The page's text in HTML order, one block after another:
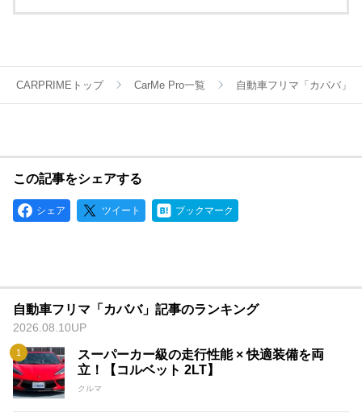
CARPRIMEトップ CarMe Pro一覧 自動車フリマ「カババ」
この記事をシェアする
シェア ツイート ブックマーク
自動車フリマ「カババ」記事のランキング
2026.08.10UP
スーパーカー級の走行性能 × 快適装備を両
立！【コルベット 2LT】
クルマ